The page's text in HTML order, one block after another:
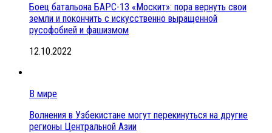
Боец батальона БАРС-13 «Москит»: пора вернуть свои
земли и покончить с искусственно выращенной
русофобией и фашизмом
12.10.2022
В мире
Волнения в Узбекистане могут перекинуться на другие
регионы Центральной Азии